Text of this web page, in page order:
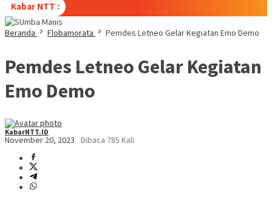
Kabar NTT :
Beranda Flobamorata Pemdes Letneo Gelar Kegiatan Emo Demo
Pemdes Letneo Gelar Kegiatan
Emo Demo
KabarNTT.ID
November 20, 2023 Dibaca 785 Kali